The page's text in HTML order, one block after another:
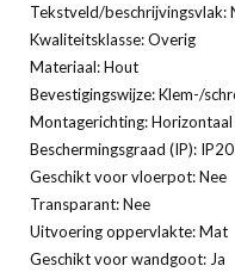
Tekstveld/beschrijvingsvlak:
Kwaliteitsklasse: Overig
Materiaal: Hout
Bevestigingswijze: Klem-/
Montagerichting: Horizontaal
Beschermingsgraad (IP): IP20
Geschikt voor vloerpot: Nee
Transparant: Nee
Uitvoering oppervlakte: Mat
Geschikt voor wandgoot: Ja